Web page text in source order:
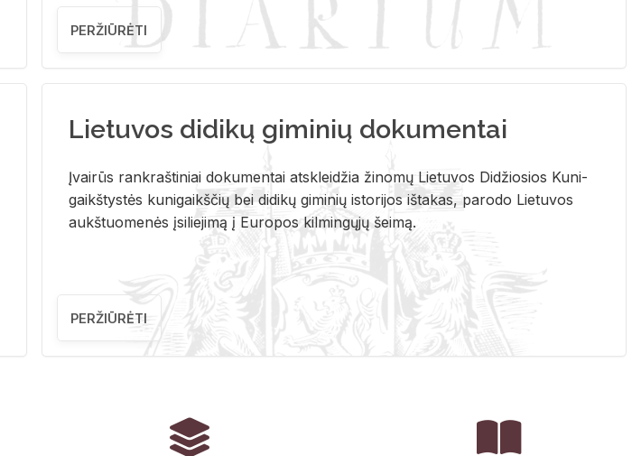
PERŽIŪRĖTI
Lietuvos didikų giminių dokumentai
Įvai­rūs rank­raš­ti­niai do­ku­men­tai at­sklei­džia ži­no­mų Lie­tu­vos Di­džio­sios Ku­ni­
gaikš­tys­tės ku­ni­gaikš­čių bei di­di­kų gi­mi­nių is­to­ri­jos iš­ta­kas, pa­ro­do Lie­tu­vos
aukš­tuo­me­nės įsi­lie­ji­mą į Eu­ro­pos kil­min­gų­jų šei­mą.
PERŽIŪRĖTI